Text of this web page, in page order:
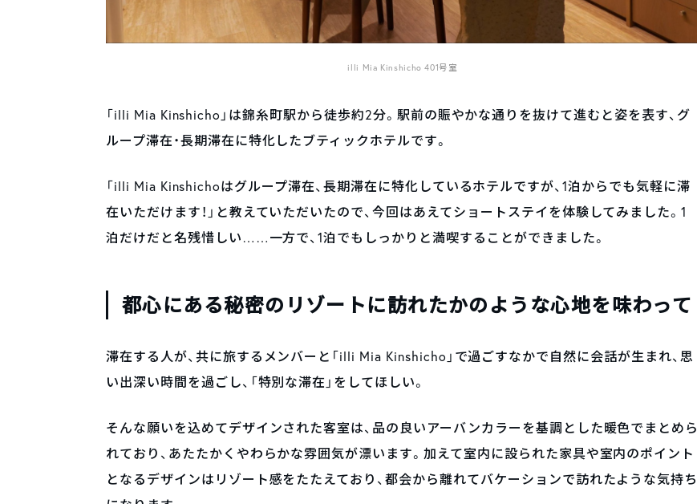
illi Mia Kinshicho 401号室
「illi Mia Kinshicho」は錦糸町駅から徒歩約2分。駅前の賑やかな通りを抜けて進むと姿を表す、グ
ループ滞在・長期滞在に特化したブティックホテルです。
「illi Mia Kinshichoはグループ滞在、長期滞在に特化しているホテルですが、1泊からでも気軽に滞
在いただけます！」と教えていただいたので、今回はあえてショートステイを体験してみました。1
泊だけだと名残惜しい……一方で、1泊でもしっかりと満喫することができました。
都心にある秘密のリゾートに訪れたかのような心地を味わって
滞在する人が、共に旅するメンバーと「illi Mia Kinshicho」で過ごすなかで自然に会話が生まれ、思
い出深い時間を過ごし、「特別な滞在」をしてほしい。
そんな願いを込めてデザインされた客室は、品の良いアーバンカラーを基調とした暖色でまとめら
れており、あたたかくやわらかな雰囲気が漂います。加えて室内に設られた家具や室内のポイント
となるデザインはリゾート感をたたえており、都会から離れてバケーションで訪れたような気持ち